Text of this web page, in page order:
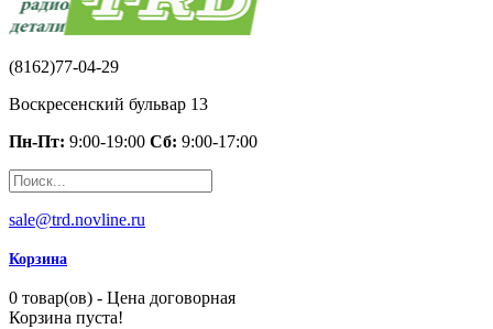
(8162)77-04-29
Воскресенский бульвар 13
Пн-Пт: 9:00-19:00 Сб: 9:00-17:00
sale@trd.novline.ru
Корзина
0 товар(ов) - Цена договорная
Корзина пуста!